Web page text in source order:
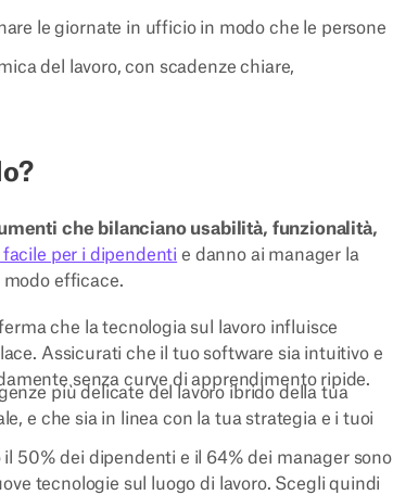
le giornate in ufficio in modo che le persone
del lavoro, con scadenze chiare,
che bilanciano usabilità, funzionalità,
per i dipendenti e danno ai manager la
modo efficace.
che la tecnologia sul lavoro influisce
Assicurati che il tuo software sia intuitivo e
senza curve di apprendimento ripide.
più delicate del lavoro ibrido della tua
e che sia in linea con la tua strategia e i tuoi
il 50% dei dipendenti e il 64% dei manager sono
tecnologie sul luogo di lavoro. Scegli quindi